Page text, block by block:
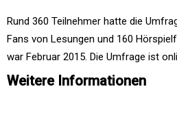
Rund 360 Teilnehmer hatte die
Fans von Lesungen und 160
war Februar 2015. Die Umfrage ist
Weitere Informationen